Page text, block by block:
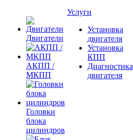
Двигатели
АКПП /
МКПП
Головки
блока
цилиндров
Услуги
Установка
двигателя
Установка
КПП
Диагностика
двигателя